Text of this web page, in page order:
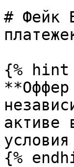
# Фейк
{%
**Оффер
активе
{%